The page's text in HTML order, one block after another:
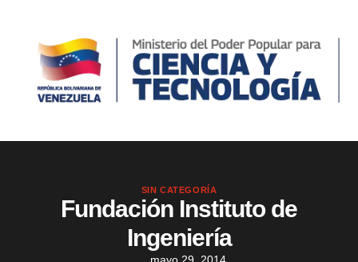
SIN CATEGORÍA
Fundación Instituto de
Ingeniería